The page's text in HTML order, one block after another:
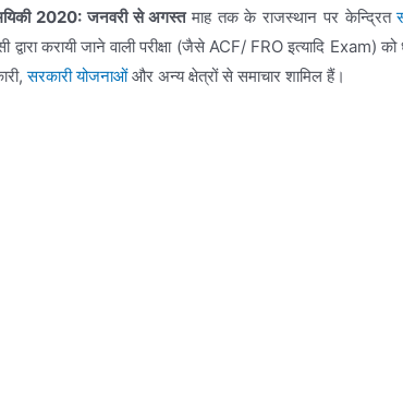
2020: जनवरी से अगस्तमाह तक के राजस्थान पर केन्द्रित
करायी जाने वाली परीक्षा (जैसे ACF/ FRO इत्यादि Exam)
सरकारी योजनाओंऔर अन्य क्षेत्रों से समाचार शामिल हैं।